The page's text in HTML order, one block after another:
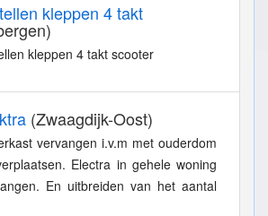
kleppen 4 takt
kleppen 4 takt scooter
(Zwaagdijk-Oost)
vervangen i.v.m met ouderdom
Electra in gehele woning
En uitbreiden van het aantal